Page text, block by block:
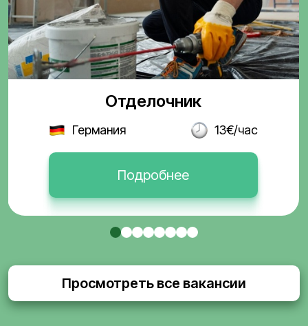
Отделочник
Германия 13€/час
Подробнее
Просмотреть все вакансии